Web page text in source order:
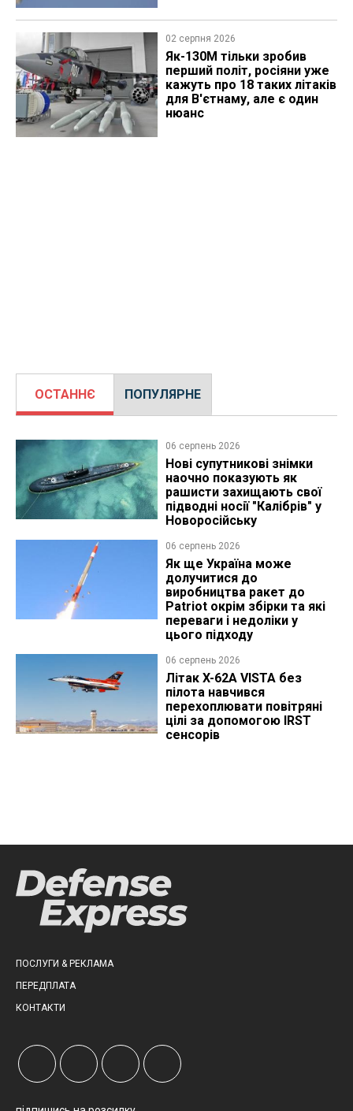
02 серпня 2026
Як-130М тільки зробив
перший політ, росіяни уже
кажуть про 18 таких літаків
для В'єтнаму, але є один
нюанс
ОСТАННЄ ПОПУЛЯРНЕ
06 серпень 2026
Нові супутникові знімки
наочно показують як
рашисти захищають свої
підводні носії "Калібрів" у
Новоросійську
06 серпень 2026
Як ще Україна може
долучитися до
виробництва ракет до
Patriot окрім збірки та які
переваги і недоліки у
цього підходу
06 серпень 2026
Літак X-62A VISTA без
пілота навчився
перехоплювати повітряні
цілі за допомогою IRST
сенсорів
ПОСЛУГИ & РЕКЛАМА
ПЕРЕДПЛАТА
КОНТАКТИ